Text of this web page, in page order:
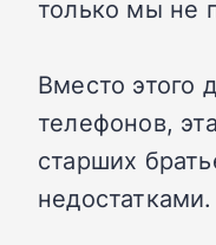
только мы не
Вместо этого
телефонов,
старших
недостатками.